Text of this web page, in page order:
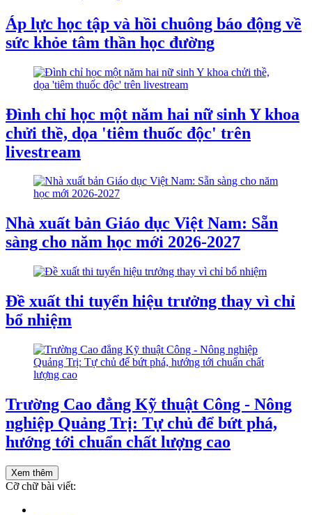
Áp lực học tập và hồi chuông báo động về
sức khỏe tâm thần học đường
Đình chỉ học một năm hai nữ sinh Y khoa
chửi thề, dọa 'tiêm thuốc độc' trên
livestream
Nhà xuất bản Giáo dục Việt Nam: Sẵn
sàng cho năm học mới 2026-2027
Đề xuất thi tuyển hiệu trưởng thay vì chỉ
bổ nhiệm
Trường Cao đẳng Kỹ thuật Công - Nông
nghiệp Quảng Trị: Tự chủ để bứt phá,
hướng tới chuẩn chất lượng cao
Xem thêm
Cỡ chữ bài viết: